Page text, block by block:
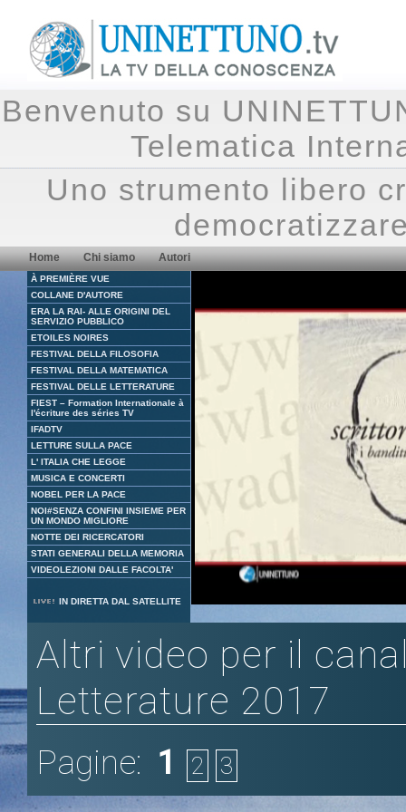
Benvenuto su
Telematica
Uno strumento libero
Home Chi siamo Autori
À PREMIÈRE VUE
COLLANE D'AUTORE
ERA LA RAI- ALLE ORIGINI DEL
SERVIZIO PUBBLICO
ETOILES NOIRES
FESTIVAL DELLA FILOSOFIA
FESTIVAL DELLA MATEMATICA
FESTIVAL DELLE LETTERATURE
FIEST – Formation Internationale à
l'écriture des séries TV
IFADTV
LETTURE SULLA PACE
L' ITALIA CHE LEGGE
MUSICA E CONCERTI
NOBEL PER LA PACE
NOI#SENZA CONFINI INSIEME PER
UN MONDO MIGLIORE
NOTTE DEI RICERCATORI
STATI GENERALI DELLA MEMORIA
VIDEOLEZIONI DALLE FACOLTA'
IN DIRETTA DAL SATELLITE
7.79%
Altri video per il
Letterature 2017
Pagine: 1 2 3